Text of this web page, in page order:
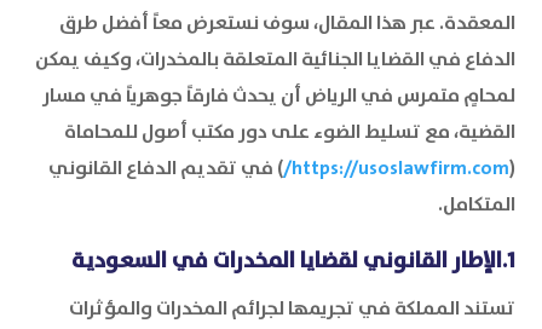
المعقدة. عبر هذا المقال، سوف نستعرض معاً أفضل طرق
الدفاع في القضايا الجنائية المتعلقة بالمخدرات، وكيف يمكن
لمحامٍ متمرس في الرياض أن يحدث فارقاً جوهرياً في مسار
القضية، مع تسليط الضوء على دور مكتب أصول للمحاماة
(
https://usoslawfirm.com/ ) في تقديم الدفاع القانوني
المتكامل.
1.الإطار القانوني لقضايا المخدرات في السعودية
تستند المملكة في تجريمها لجرائم المخدرات والمؤثرات